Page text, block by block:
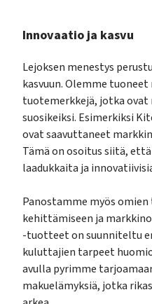
Innovaatio ja kasvu
Lejoksen menestys
kasvuun. Olemme
tuotemerkkejä, jotka
suosikeiksi. Esimerkiksi
ovat saavuttaneet
Tämä on osoitus siitä,
laadukkaita ja
Panostamme myös
kehittämiseen ja
-tuotteet on suunniteltu
kuluttajien tarpeet
avulla pyrimme
makuelämyksiä, jotka